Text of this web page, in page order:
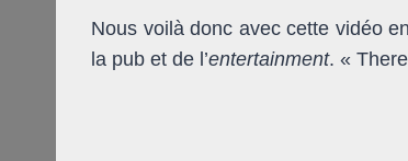
Nous voilà donc avec cette vidéo
la pub et de l’entertainment. «